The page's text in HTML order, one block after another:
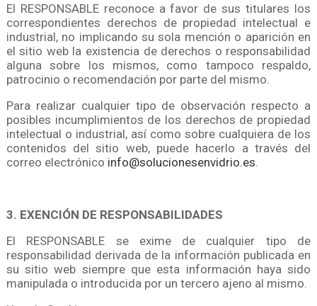
El RESPONSABLE reconoce a favor de sus titulares los
correspondientes derechos de propiedad intelectual e
industrial, no implicando su sola mención o aparición en
el sitio web la existencia de derechos o responsabilidad
alguna sobre los mismos, como tampoco respaldo,
patrocinio o recomendación por parte del mismo.
Para realizar cualquier tipo de observación respecto a
posibles incumplimientos de los derechos de propiedad
intelectual o industrial, así como sobre cualquiera de los
contenidos del sitio web, puede hacerlo a través del
correo electrónico info@solucionesenvidrio.es
3. EXENCIÓN DE RESPONSABILIDADES
El RESPONSABLE se exime de cualquier tipo de
responsabilidad derivada de la información publicada en
su sitio web siempre que esta información haya sido
manipulada o introducida por un tercero ajeno al mismo.